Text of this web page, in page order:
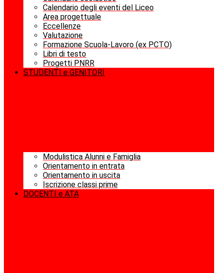
Calendario degli eventi del Liceo
Area progettuale
Eccellenze
Valutazione
Formazione Scuola-Lavoro (ex PCTO)
Libri di testo
Progetti PNRR
STUDENTI e GENITORI
Modulistica Alunni e Famiglia
Orientamento in entrata
Orientamento in uscita
Iscrizione classi prime
DOCENTI e ATA